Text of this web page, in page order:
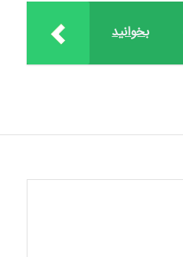
بخوانید